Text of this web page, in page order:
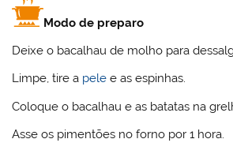
Modo de preparo
Deixe o bacalhau de molho para
Limpe, tire a pele e as espinhas.
Coloque o bacalhau e as batatas na
Asse os pimentões no forno por 1 hora.